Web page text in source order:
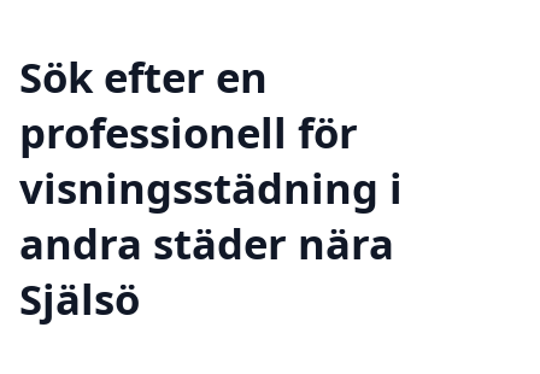
Sök efter en
professionell för
visningsstädning i
andra städer nära
Själsö